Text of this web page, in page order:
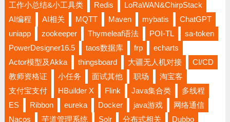
工作小总结&小工具类 Redis
LoRaWAN&ChirpStack
AI编程
AI相关 MQTT Maven mybatis
ChatGPT
uniapp
zookeeper Thymeleaf语法 POI-TL
sa-token
PowerDesigner16.5
taos数据库 frp
echarts
Actor模型及Akka
thingsboard 大疆无人机对接
CI/CD
教师资格证
小任务 面试其他 职场
淘宝客
支付宝支付
HBuilder X Flink Java集合类
多线程
ES
Ribbon eureka Docker java游戏
网络通信
Nacos
芋道管理系统 Solr 分布式相关
Dubbo